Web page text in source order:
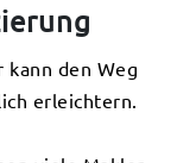
den Weg
erleichtern.